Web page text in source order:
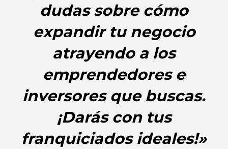
dudas sobre cómo
expandir tu negocio
atrayendo a los
emprendedores e
inversores que buscas.
¡Darás con tus
franquiciados ideales!»